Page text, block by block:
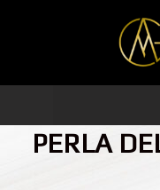
contenido
PERLA